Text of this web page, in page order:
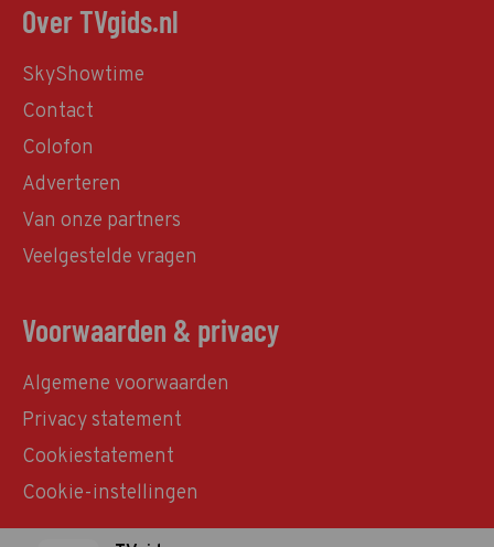
Over TVgids.nl
SkyShowtime
Contact
Colofon
Adverteren
Van onze partners
Veelgestelde vragen
Voorwaarden & privacy
Algemene voorwaarden
Privacy statement
Cookiestatement
Cookie-instellingen